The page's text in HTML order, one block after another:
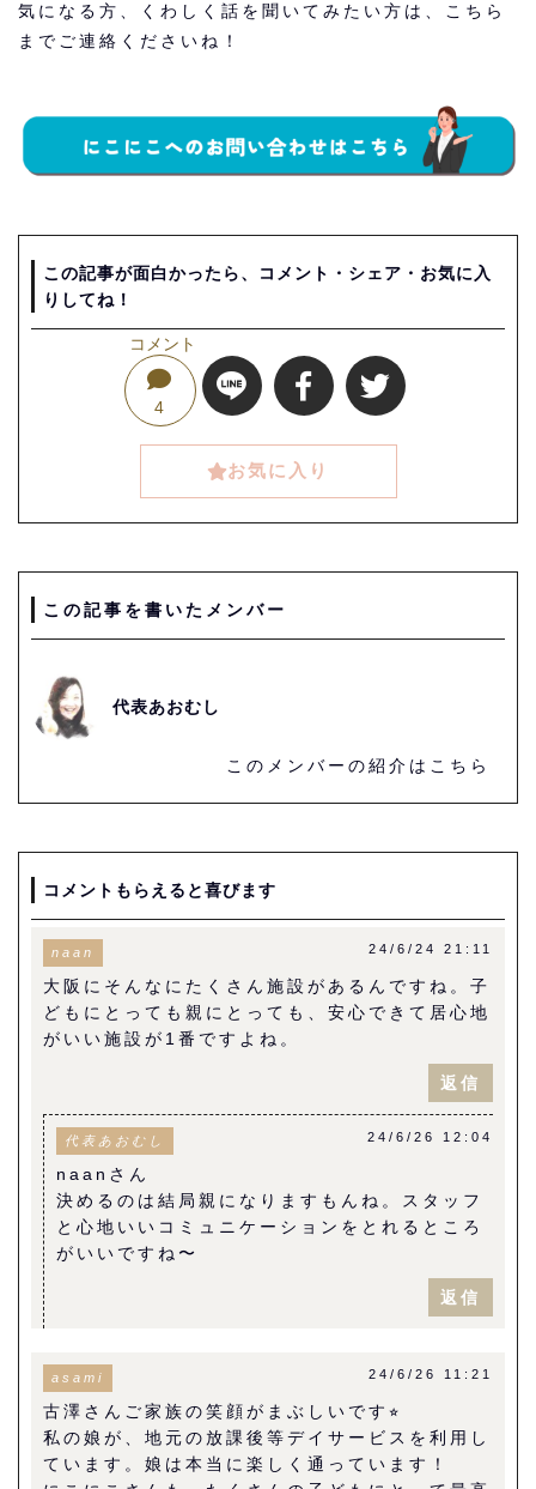
気になる方、くわしく話を聞いてみたい方は、こちら
までご連絡くださいね！
この記事が面白かったら、コメント・シェア・お気に入
りしてね！
コメント
4
お気に入り
この記事を書いたメンバー
代表あおむし
このメンバーの紹介はこちら
コメントもらえると喜びます
naan 24/6/24 21:11
大阪にそんなにたくさん施設があるんですね。子
どもにとっても親にとっても、安心できて居心地
がいい施設が1番ですよね。
返信
代表あおむし 24/6/26 12:04
naanさん
決めるのは結局親になりますもんね。スタッフ
と心地いいコミュニケーションをとれるところ
がいいですね〜
返信
asami 24/6/26 11:21
古澤さんご家族の笑顔がまぶしいです⭐︎
私の娘が、地元の放課後等デイサービスを利用し
ています。娘は本当に楽しく通っています！